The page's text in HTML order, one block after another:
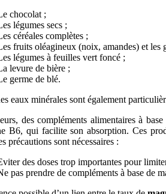
chocolat ;
légumes secs ;
céréales complètes ;
fruits oléagineux (noix, amandes) et les
légumes à feuilles vert foncé ;
levure de bière ;
germe de blé.
eaux minérales sont également
des compléments alimentaires à
B6, qui facilite son absorption. Ces
précautions sont nécessaires :
des doses trop importantes pour
pas prendre de compléments à base de